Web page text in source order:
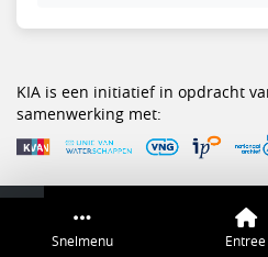
Snelmenu Entree
KIA is een initiatief in opdracht
samenwerking met:
Service & help Sneltoetsen